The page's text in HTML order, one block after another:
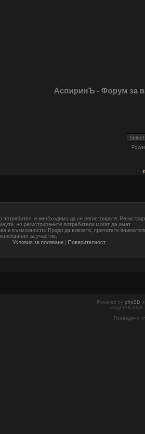
АспиринЪ - Форум за
потребител, е необходимо да се регистрирате.
но регистрираните потребители могат да имат
и възможности. Преди да влезете, прочетете
за участие.
Условия за ползване | Поверителност
Powered by phpBB
twilightBB
Преведено